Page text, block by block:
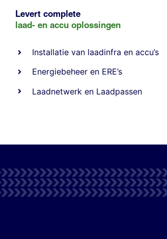
Levert complete
laad- en accu oplossingen
Installatie van laadinfra en accu’s
Energiebeheer en ERE’s
Laadnetwerk en Laadpassen